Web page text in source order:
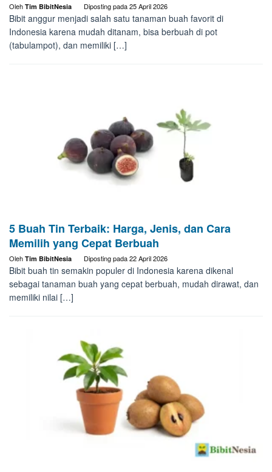
Oleh Tim BibitNesia Diposting pada25 April 2026
Bibit anggur menjadi salah satu tanaman buah favorit di
Indonesia karena mudah ditanam, bisa berbuah di pot
(tabulampot), dan memiliki […]
5 Buah Tin Terbaik: Harga, Jenis, dan Cara
Memilih yang Cepat Berbuah
Oleh Tim BibitNesia Diposting pada22 April 2026
Bibit buah tin semakin populer di Indonesia karena dikenal
sebagai tanaman buah yang cepat berbuah, mudah dirawat, dan
memiliki nilai […]